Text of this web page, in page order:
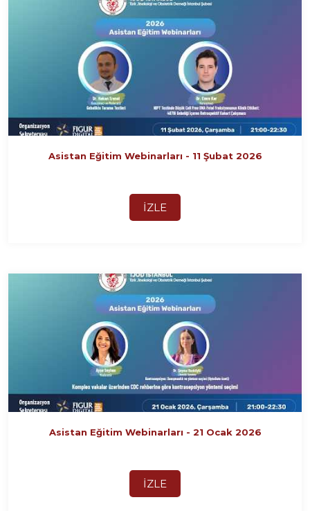
Asistan Eğitim Webinarları - 11 Şubat 2026
İZLE
Asistan Eğitim Webinarları - 21 Ocak 2026
İZLE